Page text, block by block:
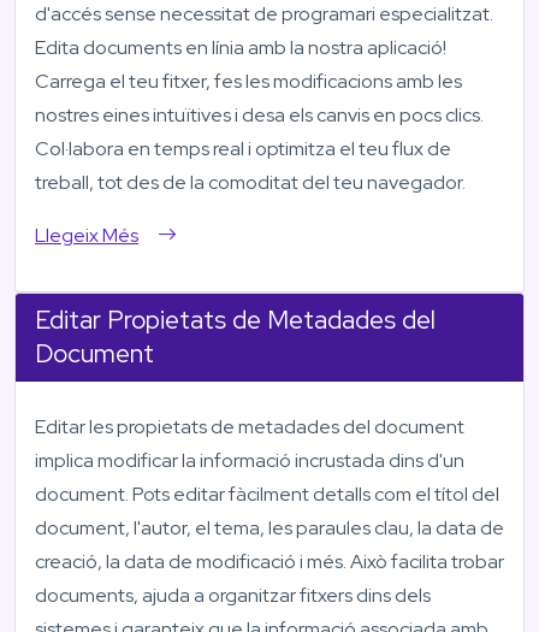
d'accés sense necessitat de programari especialitzat.
Edita documents en línia amb la nostra aplicació!
Carrega el teu fitxer, fes les modificacions amb les
nostres eines intuïtives i desa els canvis en pocs clics.
Col·labora en temps real i optimitza el teu flux de
treball, tot des de la comoditat del teu navegador.
Llegeix Més
Editar Propietats de Metadades del
Document
Editar les propietats de metadades del document
implica modificar la informació incrustada dins d'un
document. Pots editar fàcilment detalls com el títol del
document, l'autor, el tema, les paraules clau, la data de
creació, la data de modificació i més. Això facilita trobar
documents, ajuda a organitzar fitxers dins dels